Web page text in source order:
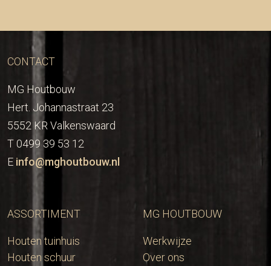
CONTACT
MG Houtbouw
Hert. Johannastraat 23
5552 KR Valkenswaard
T 0499 39 53 12
E info@mghoutbouw.nl
ASSORTIMENT
Houten tuinhuis
Houten schuur
MG HOUTBOUW
Werkwijze
Over ons